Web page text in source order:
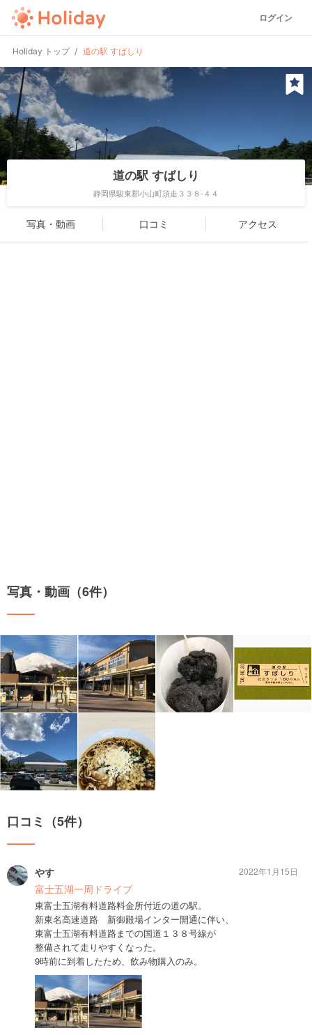
ログイン
Holiday トップ 道の駅 すばしり
道の駅 すばしり
静岡県駿東郡小山町須走３３８-４４
写真・動画 口コミ アクセス
写真・動画（6件）
口コミ（5件）
やす
富士五湖一周ドライブ
東富士五湖有料道路料金所付近の道の駅。
新東名高速道路 新御殿場インター開通に伴い、
東富士五湖有料道路までの国道１３８号線が
整備されて走りやすくなった。
9時前に到着したため、飲み物購入のみ。
2022年1月15日